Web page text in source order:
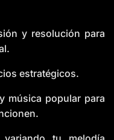
y resolución para
estratégicos.
música popular para